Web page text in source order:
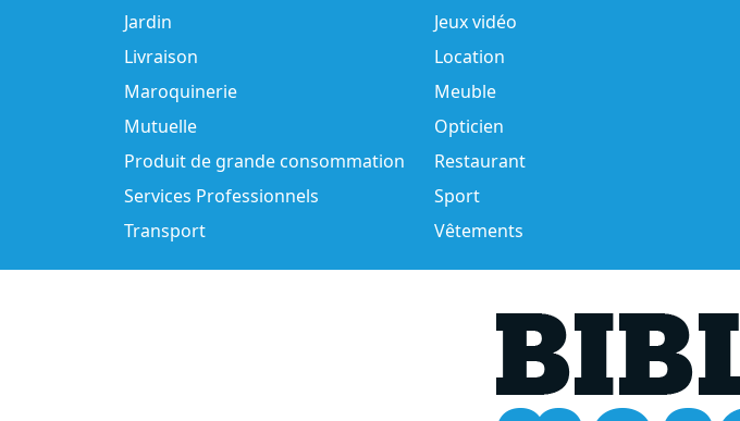
Jardin
Jeux vidéo
Livraison
Location
Maroquinerie
Meuble
Mutuelle
Opticien
Produit de grande consommation
Restaurant
Services Professionnels
Sport
Transport
Vêtements